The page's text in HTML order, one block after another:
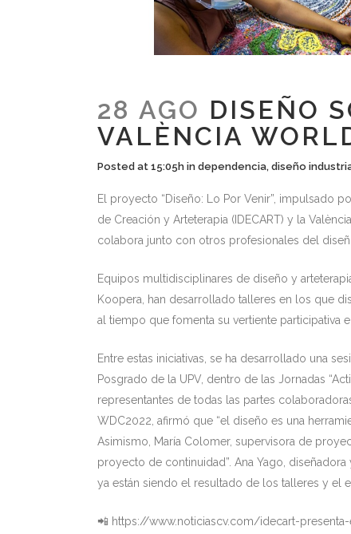
28 AGO DISEÑO
VALÈNCIA
Posted at 15:05h in dependencia, diseño
El proyecto “Diseño: Lo Por Venir”, impulsado
de Creación y Arteterapia (IDECART) y la
colabora junto con otros profesionales del
Equipos multidisciplinares de diseño y
Koopera, han desarrollado talleres en los que
al tiempo que fomenta su vertiente participativa e
Entre estas iniciativas, se ha desarrollado una
Posgrado de la UPV, dentro de las Jornadas
representantes de todas las partes
WDC2022, afirmó que “el diseño es una
Asimismo, María Colomer, supervisora de
proyecto de continuidad”. Ana Yago,
ya están siendo el resultado de los talleres y el
📲 https://www.noticiascv.com/idecart-